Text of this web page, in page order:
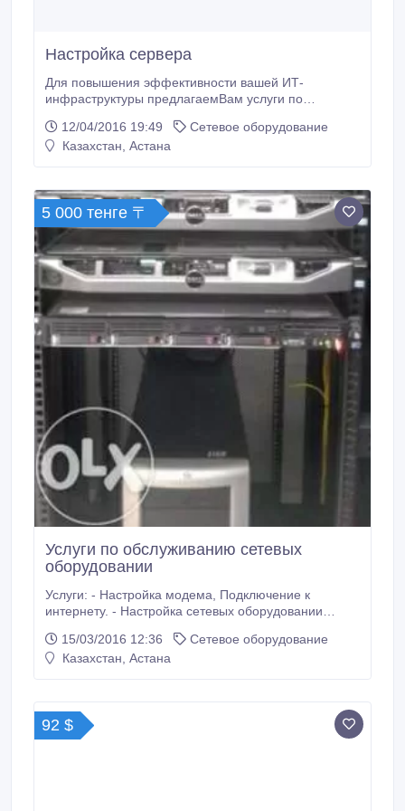
Настройка сервера
Для повышения эффективности вашей ИТ-
инфраструктуры предлагаемВам услуги по
базе ОС WindowsServer. Установка сервера
включает в себя установку и настройку основных
Контроллер домена (аутентификация, авторизация,
права доступа и т.
12/04/2016 19:49
Сетевое оборудование
Казахстан, Астана
5 000 тенге 〒
Услуги по обслуживанию сетевых
оборудовании
Услуги: - Настройка модема, Подключение к
интернету. - Настройка сетевых оборудовании
компьютеров локальных сетей (ЛВС) -
Проектирование и монтаж СКС - Проектирование и
15/03/2016 12:36
Сетевое оборудование
Казахстан, Астана
92 $